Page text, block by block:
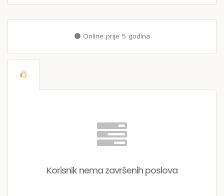
Online prije 5 godina
Korisnik nema završenih poslova